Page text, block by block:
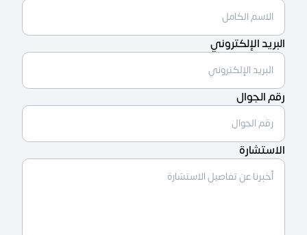
البريد الإلكتروني
رقم الجوال
الاستشارة